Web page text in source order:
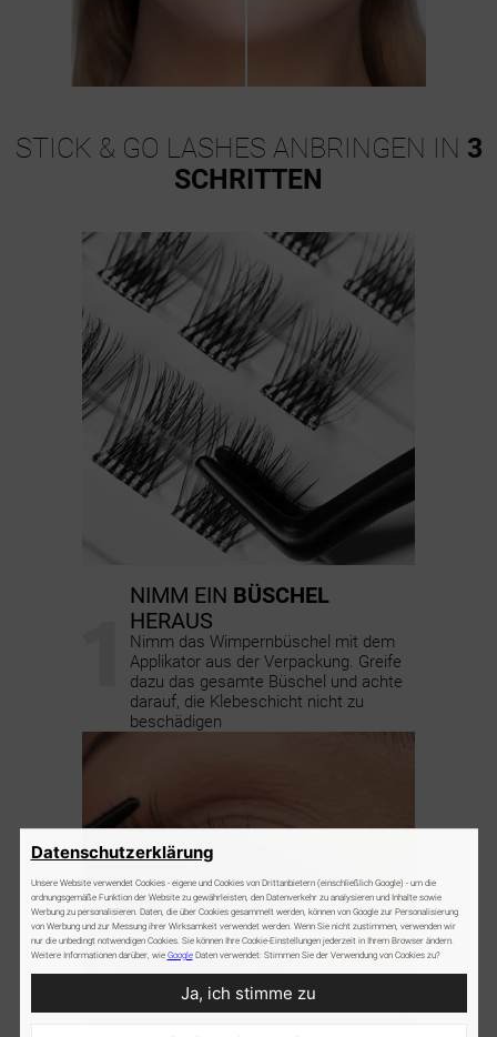
STICK & GO LASHES ANBRINGEN IN 3
SCHRITTEN
NIMM EIN BÜSCHEL
HERAUS
Nimm das Wimpernbüschel mit dem
Applikator aus der Verpackung. Greife
dazu das gesamte Büschel und achte
darauf, die Klebeschicht nicht zu
beschädigen
Datenschutzerklärung
Unsere Website verwendet Cookies - eigene und Cookies von Drittanbietern (einschließlich Google) - um die
ordnungsgemäße Funktion der Website zu gewährleisten, den Datenverkehr zu analysieren und Inhalte sowie
Werbung zu personalisieren. Daten, die über Cookies gesammelt werden, können von Google zur Personalisierung
von Werbung und zur Messung ihrer Wirksamkeit verwendet werden. Wenn Sie nicht zustimmen, verwenden wir
nur die unbedingt notwendigen Cookies. Sie können Ihre Cookie-Einstellungen jederzeit in Ihrem Browser ändern.
Weitere Informationen darüber, wie GoogleDaten verwendet: Stimmen Sie der Verwendung von Cookies zu?
Ja, ich stimme zu